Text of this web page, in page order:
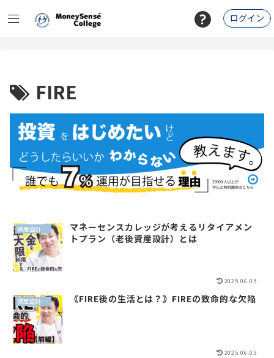
ログイン
FIRE
資産設計（QLP）
マネーセンスカレッジが考えるリタイアメン
トプラン（老後資産設計）とは
2025.06.05
資産設計（QLP） 《FIRE後の生活とは？》FIREの致命的な欠陥
2025.06.05